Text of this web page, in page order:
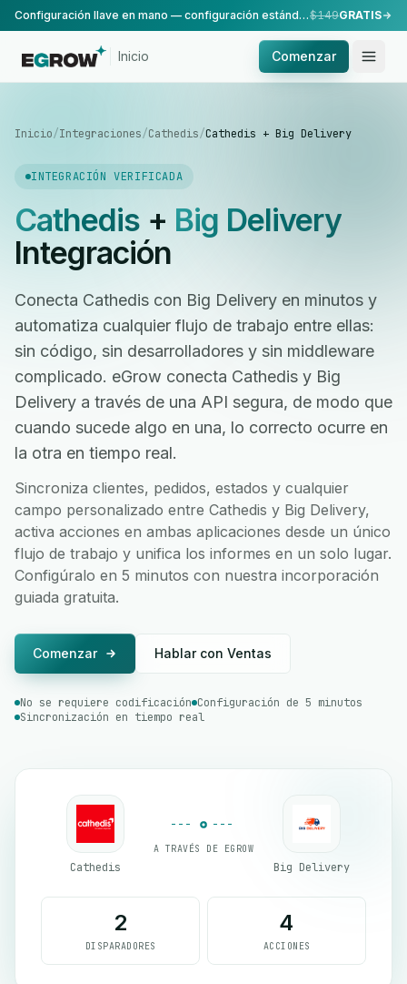
Configuración llave en mano — configuración estándar, realizada por nuestro equipo.$149GRATIS
Inicio Comenzar
Inicio/Integraciones/Cathedis/Cathedis + Big Delivery
INTEGRACIÓN VERIFICADA
Cathedis+ Big Delivery
Integración
Conecta Cathedis con Big Delivery en minutos y
automatiza cualquier flujo de trabajo entre ellas:
sin código, sin desarrolladores y sin middleware
complicado. eGrow conecta Cathedis y Big
Delivery a través de una API segura, de modo que
cuando sucede algo en una, lo correcto ocurre en
la otra en tiempo real.
Sincroniza clientes, pedidos, estados y cualquier
campo personalizado entre Cathedis y Big Delivery,
activa acciones en ambas aplicaciones desde un único
flujo de trabajo y unifica los informes en un solo lugar.
Configúralo en 5 minutos con nuestra incorporación
guiada gratuita.
Comenzar Hablar con Ventas
No se requiere codificación Configuración de 5 minutos
Sincronización en tiempo real
Cathedis
A TRAVÉS DE EGROW
Big Delivery
2
DISPARADORES
4
ACCIONES